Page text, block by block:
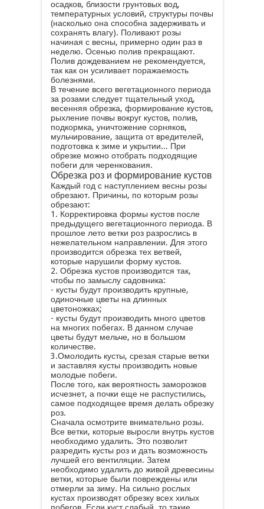
осадков, близости грунтовых вод,
температурных условий, структуры почвы
(насколько она способна задерживать и
сохранять влагу). Поливают розы
начиная с весны, примерно один раз в
неделю. Осенью полив прекращают.
Полив дождеванием не рекомендуется,
так как он усиливает поражаемость
болезнями.
В течение всего вегетационного периода
за розами следует тщательный уход,
весенняя обрезка, формирование кустов,
рыхление почвы вокруг кустов, полив,
подкормка, уничтожение сорняков,
мульчирование, защита от вредителей,
подготовка к зиме и укрытии... При
обрезке можно отобрать подходящие
побеги для черенкования.
Обрезка роз и формирование кустов
Каждый год с наступлением весны розы
обрезают. Причины, по которым розы
обрезают:
1. Корректировка формы кустов после
предыдущего вегетационного периода. В
прошлое лето ветки роз разрослись в
нежелательном направлении. Для этого
производится обрезка тех ветвей,
которые нарушили форму кустов.
2. Обрезка кустов производится так,
чтобы по замыслу садовника:
- кусты будут производить крупные,
одиночные цветы на длинных
цветоножках;
- кусты будут производить много цветов
на многих побегах. В данном случае
цветы будут мельче, но в большом
количестве.
3.Омолодить кусты, срезая старые ветки
и заставляя кусты производить новые
молодые побеги.
После того, как вероятность заморозков
исчезнет, а почки еще не распустились,
самое подходящее время делать обрезку
роз.
Сначала осмотрите внимательно розы.
Все ветки, которые выросли внутрь кустов
необходимо удалить. Это позволит
разредить кусты роз и дать возможность
лучшей его вентиляции. Затем
необходимо удалить до живой древесины
ветки, которые были повреждены или
отмерли за зиму. На сильно рослых
кустах производят обрезку всех хилых